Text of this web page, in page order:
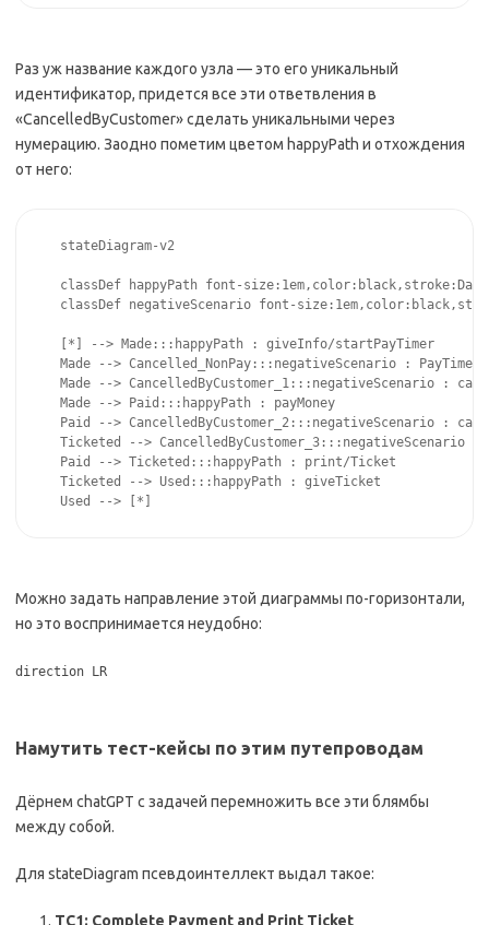
Раз уж название каждого узла — это его уникальный
идентификатор, придется все эти ответвления в
«CancelledByCustomer» сделать уникальными через
нумерацию. Заодно пометим цветом happyPath и отхождения
от него:
stateDiagram-v2
classDef happyPath font-
classDef negativeScenario font-
[*] --> Made:::happyPath : giveInfo/startPayTimer
Made --> Cancelled_NonPay:::negativeScenario :
Made --> CancelledByCustomer_1:::negativeScenario :
Made --> Paid:::happyPath : payMoney
Paid --> CancelledByCustomer_2:::negativeScenario :
Ticketed --> CancelledByCustomer_3:::negativeScenario :
Paid --> Ticketed:::happyPath : print/Ticket
Ticketed --> Used:::happyPath : giveTicket
Used --> [*]
Можно задать направление этой диаграммы по-горизонтали,
но это воспринимается неудобно:
direction LR
Намутить тест-кейсы по этим путепроводам
Дёрнем chatGPT с задачей перемножить все эти блямбы
между собой.
Для stateDiagram псевдоинтеллект выдал такое:
TC1: Complete Payment and Print Ticket